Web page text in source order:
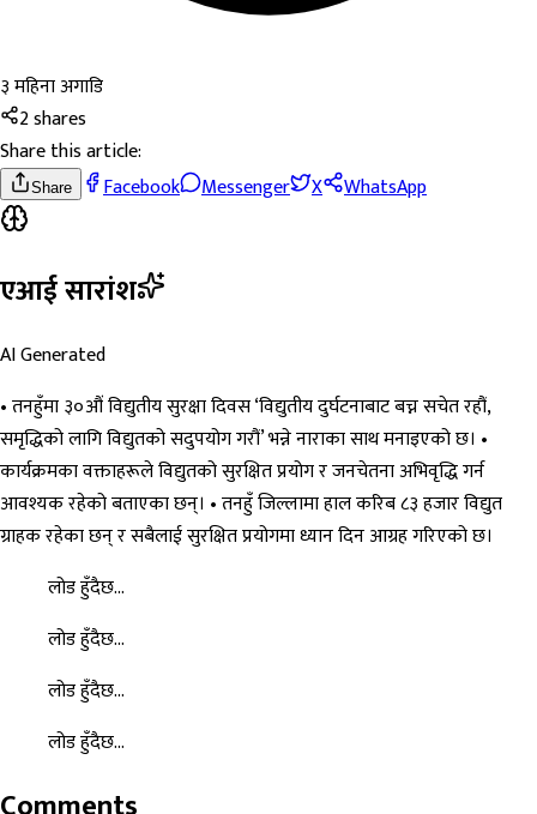
३ महिना अगाडि
2shares
Share this article:
Share Facebook Messenger X WhatsApp
एआई सारांश
AI Generated
• तनहुँमा ३०औं विद्युतीय सुरक्षा दिवस ‘विद्युतीय दुर्घटनाबाट बच्न सचेत रहौं,
समृद्धिको लागि विद्युतको सदुपयोग गरौं’ भन्ने नाराका साथ मनाइएको छ। •
कार्यक्रमका वक्ताहरूले विद्युतको सुरक्षित प्रयोग र जनचेतना अभिवृद्धि गर्न
आवश्यक रहेको बताएका छन्। • तनहुँ जिल्लामा हाल करिब ८३ हजार विद्युत
ग्राहक रहेका छन् र सबैलाई सुरक्षित प्रयोगमा ध्यान दिन आग्रह गरिएको छ।
लोड हुँदैछ...
लोड हुँदैछ...
लोड हुँदैछ...
लोड हुँदैछ...